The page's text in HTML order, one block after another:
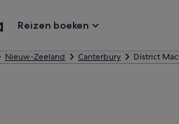
Reizen boeken
Nieuw-Zeeland Canterbury District